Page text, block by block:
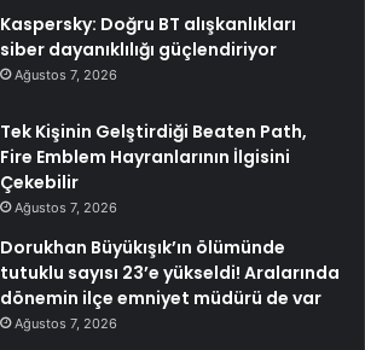
Kaspersky: Doğru BT alışkanlıkları
siber dayanıklılığı güçlendiriyor
Ağustos 7, 2026
Tek Kişinin Gelştirdiği Beaten Path,
Fire Emblem Hayranlarının İlgisini
Çekebilir
Ağustos 7, 2026
Dorukhan Büyükışık’ın ölümünde
tutuklu sayısı 23’e yükseldi! Aralarında
dönemin ilçe emniyet müdürü de var
Ağustos 7, 2026